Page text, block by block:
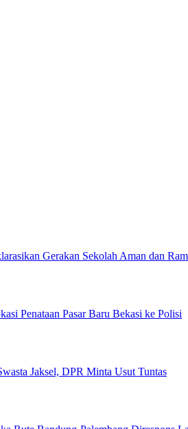
Gerakan Sekolah Aman dan
Penataan Pasar Baru Bekasi ke Polisi
Jaksel, DPR Minta Usut Tuntas